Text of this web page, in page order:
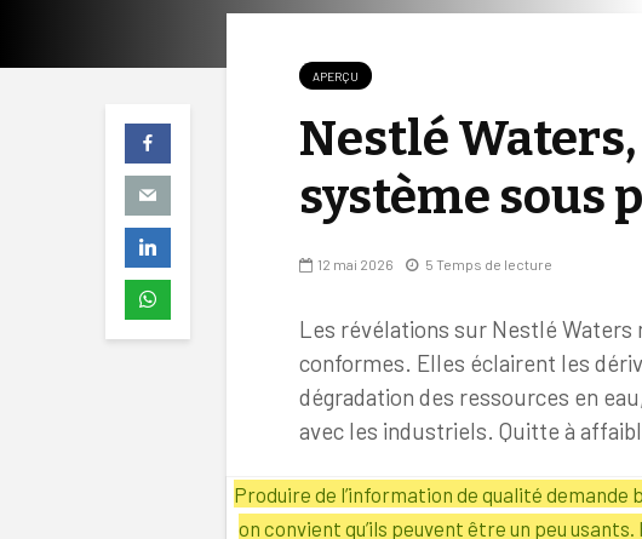
APERÇU
Nestlé
système sous
12 mai 2026 5 Temps de lecture
Les révélations sur Nestlé Waters
conformes. Elles éclairent les
dégradation des ressources en
avec les industriels. Quitte à
Produire de l’information de qualité demande
on convient qu’ils peuvent être un peu usants.